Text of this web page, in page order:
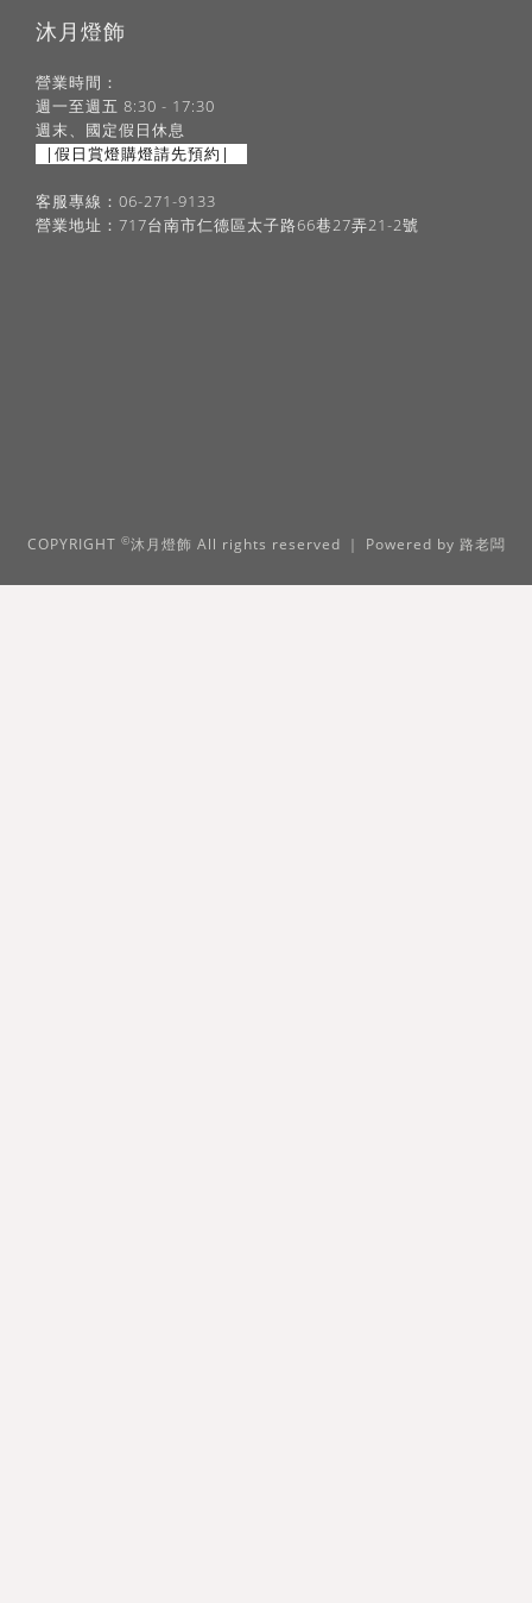
沐月燈飾
營業時間：
週一至週五 8:30 - 17:30
週末、國定假日休息
|假日賞燈購燈請先預約|
客服專線：06-271-9133
營業地址：717台南市仁德區太子路66巷27弄21-2號
COPYRIGHT ©沐月燈飾 All rights reserved ｜ Powered by 路老闆